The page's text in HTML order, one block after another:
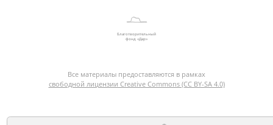
Благотворительный
фонд «Дар»
Все материалы предоставляются в рамках
свободной лицензии Creative Commons (CC BY-SA 4.0)